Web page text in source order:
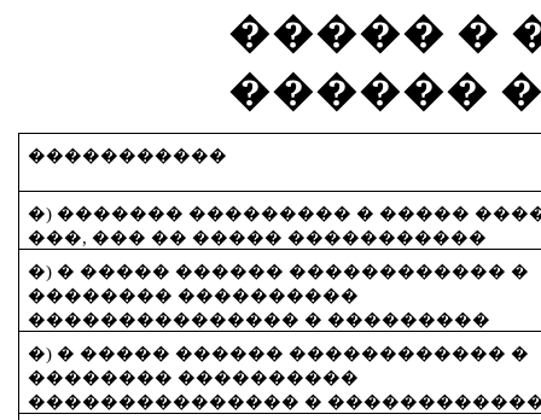
����� �
������
�����������
�) ������� ��������� � �����
���, ��� �� ����� �����������
�) � ����� ������ ������������ �
�������� ����������
��������������� � ���������
�) � ����� ������ ������������ �
�������� ����������
��������������� �